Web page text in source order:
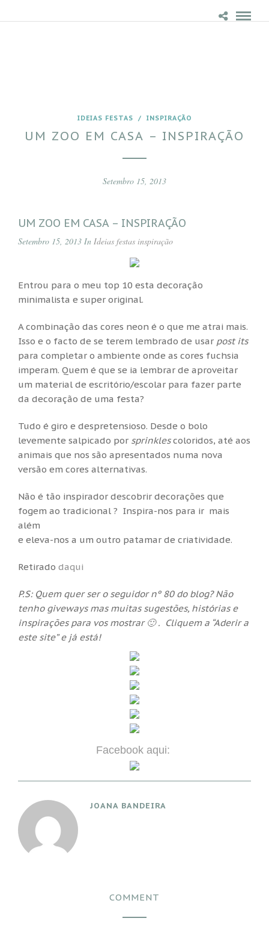
IDEIAS FESTAS / INSPIRAÇÃO
UM ZOO EM CASA – INSPIRAÇÃO
Setembro 15, 2013
UM ZOO EM CASA – INSPIRAÇÃO
Setembro 15, 2013 In Ideias festas inspiração
Entrou para o meu top 10 esta decoração
minimalista e super original.
A combinação das cores neon é o que me atrai mais.
Isso e o facto de se terem lembrado de usar post its
para completar o ambiente onde as cores fuchsia
imperam. Quem é que se ia lembrar de aproveitar
um material de escritório/escolar para fazer parte
da decoração de uma festa?
Tudo é giro e despretensioso. Desde o bolo
levemente salpicado por sprinklescoloridos, até aos
animais que nos são apresentados numa nova
versão em cores alternativas.
Não é tão inspirador descobrir decorações que
fogem ao tradicional ? Inspira-nos para ir mais
além
e eleva-nos a um outro patamar de criatividade.
Retirado daqui
P.S: Quem quer ser o seguidor nº 80 do blog? Não
tenho giveways mas muitas sugestões, histórias e
inspirações para vos mostrar 🙂 . Cliquem a “Aderir a
este site” e já está!
Facebook aqui:
JOANA BANDEIRA
COMMENT